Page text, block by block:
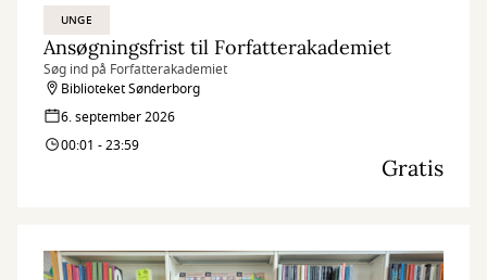
UNGE
Ansøgningsfrist til Forfatterakademiet
Søg ind på Forfatterakademiet
Biblioteket Sønderborg
6. september 2026
00:01 - 23:59
Gratis